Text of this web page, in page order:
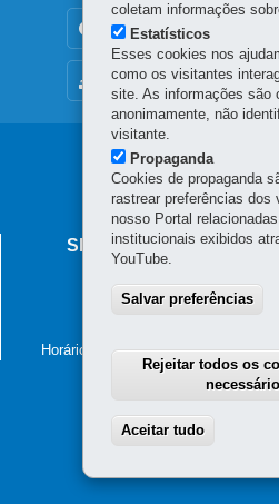
MAPA DO SITE
TRANSPARÊNCIA
Navegação
principal
SECRETARIA DE
80610-011-Curitiba
Horário de atendimento: de
coletam informações
Estatísticos
Esses cookies nos
como os visitantes
site. As informações são
anonimamente, não
visitante.
Propaganda
Cookies de propaganda
rastrear preferências dos
nosso Portal
institucionais exibidos
YouTube.
Salvar preferências
Rejeitar todos os
Aceitar tudo